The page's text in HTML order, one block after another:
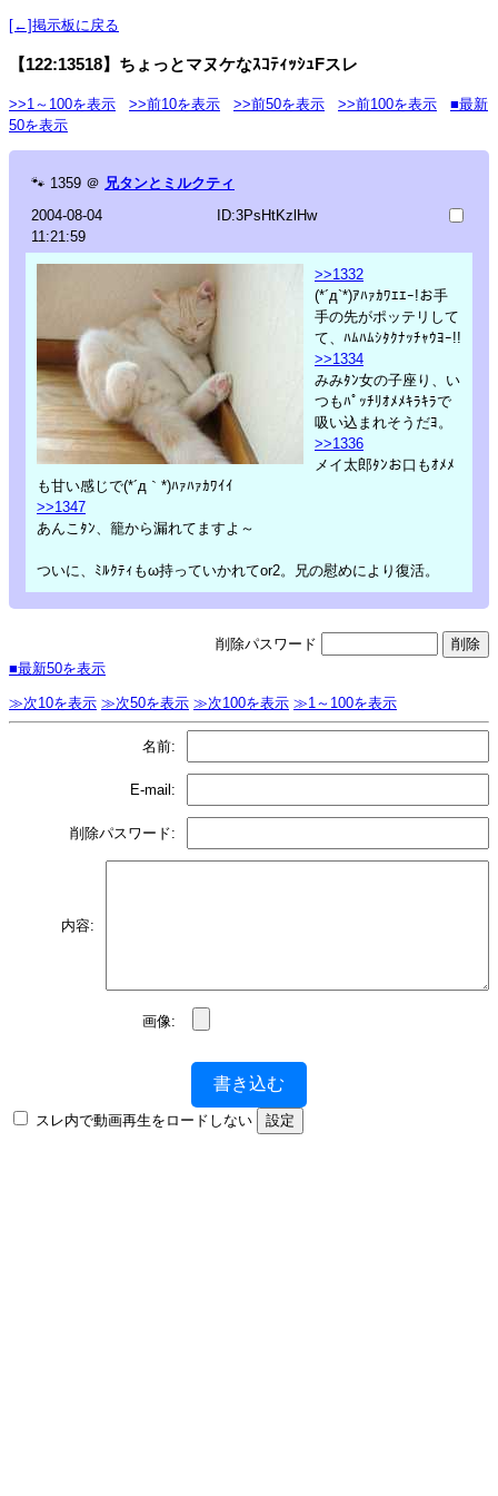
[←]掲示板に戻る
【122:13518】ちょっとマヌケなｽｺﾃｨｯｼｭFスレ
>>1～100を表示 >>前10を表示 >>前50を表示 >>前100を表示
■最新
50を表示
🐾 1359 ＠ 兄タンとミルクティ
2004-08-04
11:21:59
ID:3PsHtKzlHw
>>1332
(*´д`*)ｱﾊｧｶﾜｴｴｰ!お手
手の先がポッテリして
て、ﾊﾑﾊﾑｼﾀｸﾅｯﾁｬｳﾖｰ!!
>>1334
みみﾀﾝ女の子座り、い
つもﾊﾟｯﾁﾘｵﾒﾒｷﾗｷﾗで
吸い込まれそうだﾖ。
>>1336
メイ太郎ﾀﾝお口もｵﾒﾒ
も甘い感じで(*´д｀*)ﾊｧﾊｧｶﾜｲｲ
>>1347
あんこﾀﾝ、籠から漏れてますよ～
ついに、ﾐﾙｸﾃｨもω持っていかれてor2。兄の慰めにより復活。
削除パスワード
■最新50を表示
≫次10を表示 ≫次50を表示 ≫次100を表示 ≫1～100を表示
名前:
E-mail:
削除パスワード:
内容:
画像:
書き込む
スレ内で動画再生をロードしない